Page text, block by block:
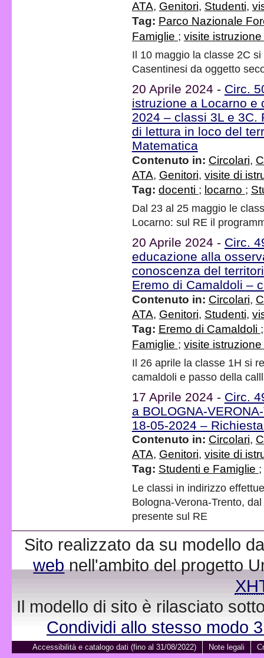
ATA, Genitori, Studenti,
Tag: Parco Nazionale
Famiglie ; visite istruzione
Il 10 maggio la classe 2C
Casentinesi da oggetto
20 Aprile 2024 - Circ.
istruzione a Locarno e
2024 – classi 3L e 3C.
di lettura in loco del
Matematica
Contenuto in: Circolari,
ATA, Genitori, visite di
Tag: docenti ; locarno ;
Dal 23 al 25 maggio le
Locarno: sul RE il
20 Aprile 2024 - Circ.
educazione alla
conoscenza del
Eremo di Camaldoli –
Contenuto in: Circolari,
ATA, Genitori, Studenti,
Tag: Eremo di Camaldoli
Famiglie ; visite istruzione
Il 26 aprile la classe 1H si
camaldoli e passo della
17 Aprile 2024 - Circ.
a BOLOGNA-
18-05-2024 –
Contenuto in: Circolari,
ATA, Genitori, visite di
Tag: Studenti e Famiglie ;
Le classi in indirizzo
Bologna-Verona-Trento,
presente sul RE
Sito realizzato da su modello
webnell'ambito del progetto
Il modello di sito è rilasciato
Condividi allo stesso modo
Accessibilità e catalogo dati (fino al 31/08/2022) Note legali